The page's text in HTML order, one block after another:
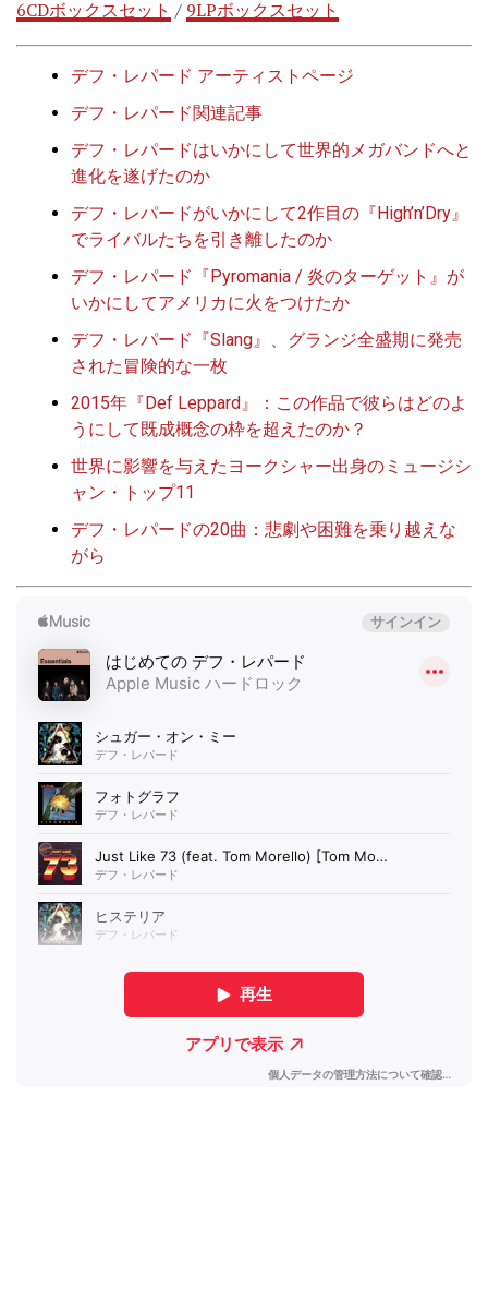
6CDボックスセット / 9LPボックスセット
デフ・レパード アーティストページ
デフ・レパード関連記事
デフ・レパードはいかにして世界的メガバンドへと
進化を遂げたのか
デフ・レパードがいかにして2作目の『High’n’Dry』
でライバルたちを引き離したのか
デフ・レパード『Pyromania / 炎のターゲット』が
いかにしてアメリカに火をつけたか
デフ・レパード『Slang』、グランジ全盛期に発売
された冒険的な一枚
2015年『Def Leppard』：この作品で彼らはどのよ
うにして既成概念の枠を超えたのか？
世界に影響を与えたヨークシャー出身のミュージシ
ャン・トップ11
デフ・レパードの20曲：悲劇や困難を乗り越えな
がら